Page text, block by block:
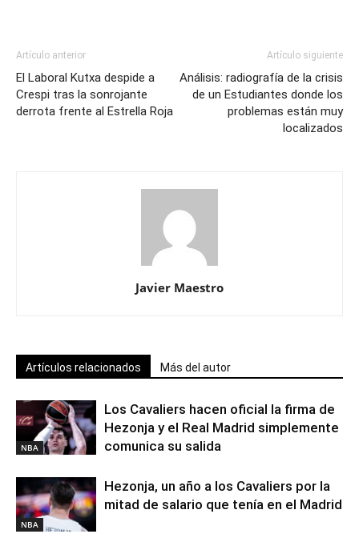
Artículo anterior
El Laboral Kutxa despide a
Crespi tras la sonrojante
derrota frente al Estrella Roja
Artículo siguiente
Análisis: radiografía de la crisis
de un Estudiantes donde los
problemas están muy
localizados
Javier Maestro
Artículos relacionados Más del autor
NBA
Los Cavaliers hacen oficial la firma de
Hezonja y el Real Madrid simplemente
comunica su salida
NBA
Hezonja, un año a los Cavaliers por la
mitad de salario que tenía en el Madrid